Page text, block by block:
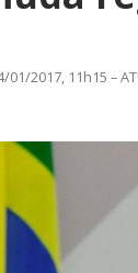
01/2017, 11h15 –